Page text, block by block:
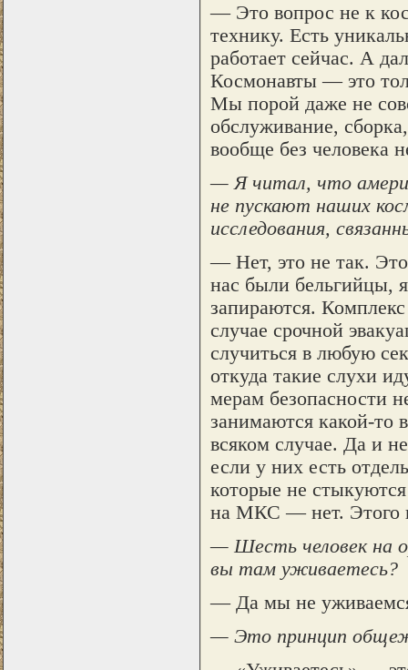
— Это вопрос не к
технику. Есть
работает сейчас. А
Космонавты — это
Мы порой даже не
обслуживание,
вообще без человека
— Я читал, что
не пускают наших
исследования,
— Нет, это не так.
нас были бельгийцы,
запираются.
случае срочной
случиться в любую
откуда такие слухи
мерам безопасности
занимаются какой-то
всяком случае. Да и
если у них есть
которые не
на МКС — нет. Этого
— Шесть человек на
вы там уживаетесь?
— Да мы не
— Это принцип